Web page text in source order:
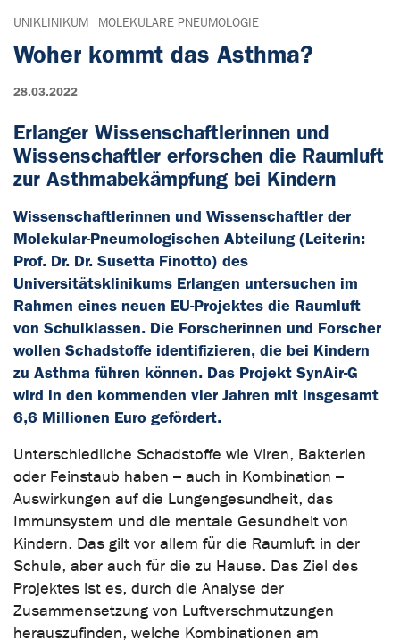
UNIKLINIKUM MOLEKULARE PNEUMOLOGIE
Woher kommt das Asthma?
28.03.2022
Erlanger Wissenschaftlerinnen und
Wissenschaftler erforschen die Raumluft
zur Asthmabekämpfung bei Kindern
Wissenschaftlerinnen und Wissenschaftler der
Molekular-Pneumologischen Abteilung (Leiterin:
Prof. Dr. Dr. Susetta Finotto) des
Universitätsklinikums Erlangen untersuchen im
Rahmen eines neuen EU-Projektes die Raumluft
von Schulklassen. Die Forscherinnen und Forscher
wollen Schadstoffe identifizieren, die bei Kindern
zu Asthma führen können. Das Projekt SynAir-G
wird in den kommenden vier Jahren mit insgesamt
6,6 Millionen Euro gefördert.
Unterschiedliche Schadstoffe wie Viren, Bakterien
oder Feinstaub haben – auch in Kombination –
Auswirkungen auf die Lungengesundheit, das
Immunsystem und die mentale Gesundheit von
Kindern. Das gilt vor allem für die Raumluft in der
Schule, aber auch für die zu Hause. Das Ziel des
Projektes ist es, durch die Analyse der
Zusammensetzung von Luftverschmutzungen
herauszufinden, welche Kombinationen am